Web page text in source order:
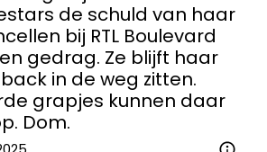
de schuld van haar
bij RTL Boulevard
gedrag. Ze blijft haar
in de weg zitten.
grapjes kunnen daar
Dom.